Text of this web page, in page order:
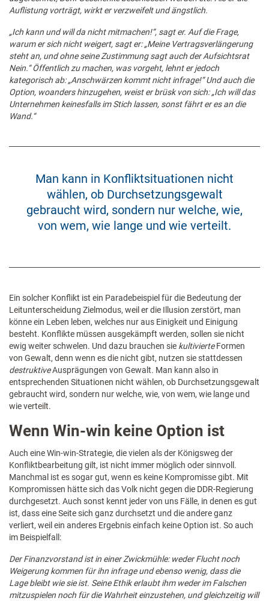
Auflistung vorträgt, wirkt er verzweifelt und ängstlich.
„Ich kann und will da nicht mitmachen!“, sagt er. Auf die Frage,
warum er sich nicht weigert, sagt er: „Meine Vertragsverlängerung
steht an, und ohne seine Zustimmung sagt auch der Aufsichtsrat
Nein.“ Öffentlich zu machen, was vorgeht, lehnt er jedoch
kategorisch ab: „Anschwärzen kommt nicht infrage!“ Und auch die
Option, woanders hinzugehen, weist er brüsk von sich: „Ich will das
Unternehmen keinesfalls im Stich lassen, sonst fährt er es an die
Wand.“
Man kann in Konfliktsituationen nicht
wählen, ob Durchsetzungsgewalt
gebraucht wird, sondern nur welche, wie,
von wem, wie lange und wie verteilt.
Ein solcher Konflikt ist ein Paradebeispiel für die Bedeutung der
Leitunterscheidung Zielmodus, weil er die Illusion zerstört, man
könne ein Leben leben, welches nur aus Einigkeit und Einigung
besteht. Konflikte müssen ausgekämpft werden, sollen sie nicht
ewig weiter schwelen. Und dazu brauchen sie kultivierteFormen
von Gewalt, denn wenn es die nicht gibt, nutzen sie stattdessen
destruktiveAusprägungen von Gewalt. Man kann also in
entsprechenden Situationen nicht wählen, ob Durchsetzungsgewalt
gebraucht wird, sondern nur welche, wie, von wem, wie lange und
wie verteilt.
Wenn Win-win keine Option ist
Auch eine Win-win-Strategie, die vielen als der Königsweg der
Konfliktbearbeitung gilt, ist nicht immer möglich oder sinnvoll.
Manchmal ist es sogar gut, wenn es keine Kompromisse gibt. Mit
Kompromissen hätte sich das Volk nicht gegen die DDR-Regierung
durchgesetzt. Auch sonst kennt jeder von uns Fälle, in denen es gut
ist, dass eine Seite sich ganz durchsetzt und die andere ganz
verliert, weil ein anderes Ergebnis einfach keine Option ist. So auch
im Beispielfall:
Der Finanzvorstand ist in einer Zwickmühle: weder Flucht noch
Weigerung kommen für ihn infrage und ebenso wenig, dass die
Lage bleibt wie sie ist. Seine Ethik erlaubt ihm weder im Falschen
mitzuspielen noch für die Wahrheit einzustehen, und gleichzeitig will